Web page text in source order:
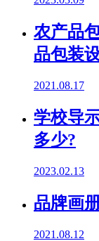
农产品
品包装
2021.08.17
学校导
多少?
2023.02.13
品牌画
2021.08.12